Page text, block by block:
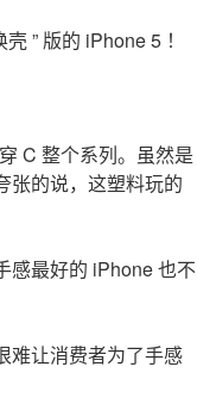
” 版的 iPhone 5 ！
C 整个系列。虽然是
张的说，这塑料玩的
感最好的 iPhone 也不
难让消费者为了手感